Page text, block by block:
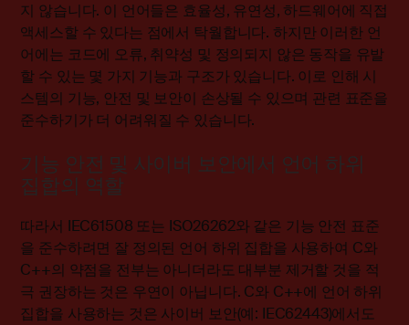
지 않습니다. 이 언어들은 효율성, 유연성, 하드웨어에 직접
액세스할 수 있다는 점에서 탁월합니다. 하지만 이러한 언
어에는 코드에 오류, 취약성 및 정의되지 않은 동작을 유발
할 수 있는 몇 가지 기능과 구조가 있습니다. 이로 인해 시
스템의 기능, 안전 및 보안이 손상될 수 있으며 관련 표준을
준수하기가 더 어려워질 수 있습니다.
기능 안전 및 사이버 보안에서 언어 하위
집합의 역할
따라서 IEC61508 또는 ISO26262와 같은 기능 안전 표준
을 준수하려면 잘 정의된 언어 하위 집합을 사용하여 C와
C++의 약점을 전부는 아니더라도 대부분 제거할 것을 적
극 권장하는 것은 우연이 아닙니다. C와 C++에 언어 하위
집합을 사용하는 것은 사이버 보안(예: IEC62443)에서도